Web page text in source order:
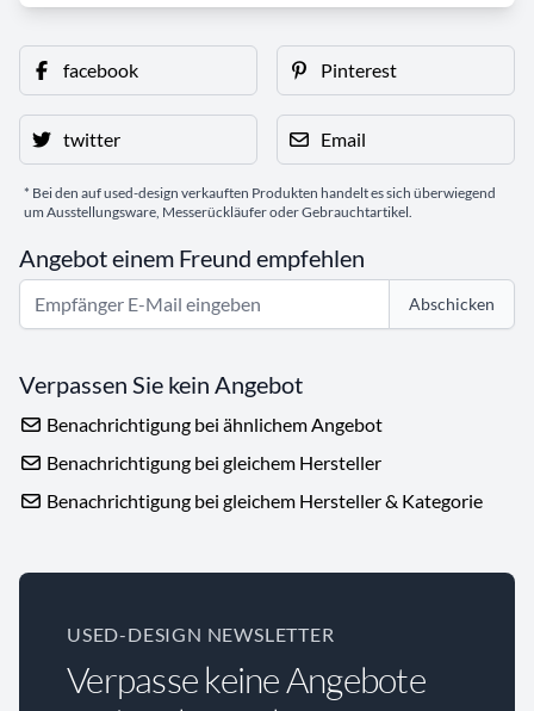
facebook Pinterest
twitter Email
* Bei den auf used-design verkauften Produkten handelt es sich überwiegend
um Ausstellungsware, Messerückläufer oder Gebrauchtartikel.
Angebot einem Freund empfehlen
Abschicken
Verpassen Sie kein Angebot
Benachrichtigung bei ähnlichem Angebot
Benachrichtigung bei gleichem Hersteller
Benachrichtigung bei gleichem Hersteller & Kategorie
USED-DESIGN NEWSLETTER
Verpasse keine Angebote